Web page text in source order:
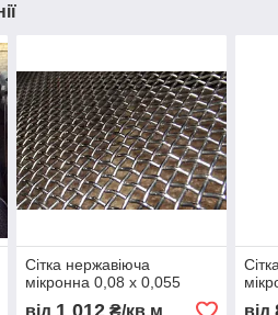
Сітка нержавіюча
мікронна 0,08 х 0,055